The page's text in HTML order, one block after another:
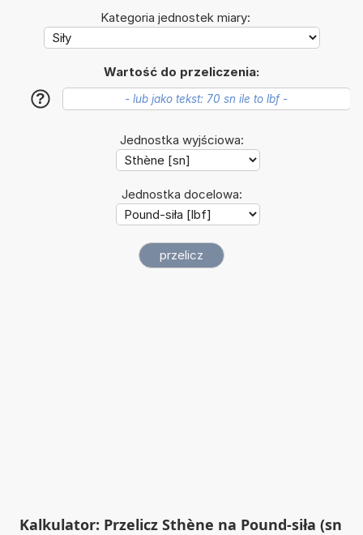
Kategoria jednostek miary:
Wartość do przeliczenia:
?
Jednostka wyjściowa:
Jednostka docelowa:
Kalkulator: Przelicz Sthène na Pound-siła (sn